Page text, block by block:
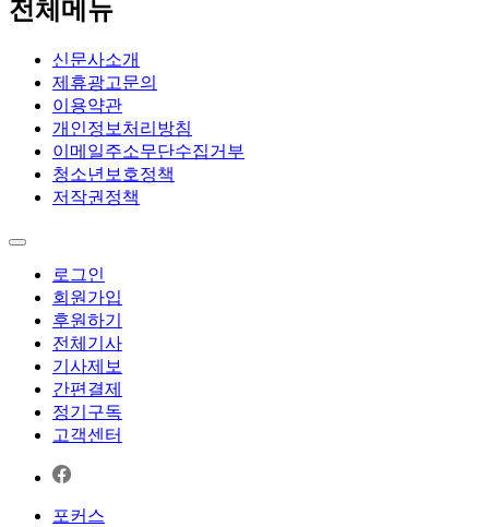
전체메뉴
신문사소개
제휴광고문의
이용약관
개인정보처리방침
이메일주소무단수집거부
청소년보호정책
저작권정책
로그인
회원가입
후원하기
전체기사
기사제보
간편결제
정기구독
고객센터
포커스